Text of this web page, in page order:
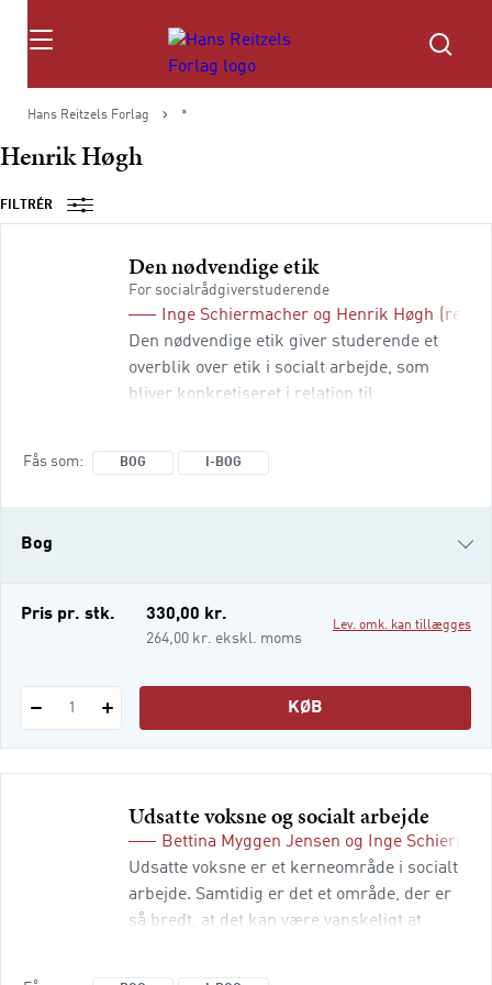
Søg
Hans Reitzels Forlag *
Henrik Høgh
FILTRÉR
Den nødvendige etik
For socialrådgiverstuderende
Inge Schiermacher og Henrik Høgh
(red.)
Den nødvendige etik giver studerende et
overblik over etik i socialt arbejde, som
bliver konkretiseret i relation til
Fås som BOG I-BOG
Bog
i-bog
Pris pr. stk. 330,00 kr.
264,00 kr. ekskl. moms
Lev. omk. kan tillægges
1 KØB
Udsatte voksne og socialt arbejde
Bettina Myggen Jensen og
Inge
Udsatte voksne er et kerneområde i socialt
arbejde. Samtidig er det et område, der er
så bredt, at det kan være vanskeligt at